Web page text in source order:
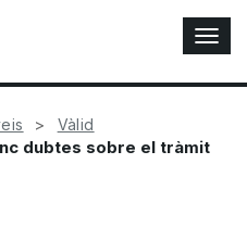
A
l
t
n
Vàlid
dubtes sobre el tràmit